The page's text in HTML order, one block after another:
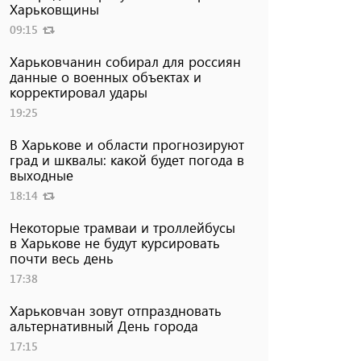
Харьковщины
09:15
Харьковчанин собирал для россиян
данные о военных объектах и ​​
корректировал удары
19:25
В Харькове и области прогнозируют
град и шквалы: какой будет погода в
выходные
18:14
Некоторые трамваи и троллейбусы
в Харькове не будут курсировать
почти весь день
17:38
Харьковчан зовут отпраздновать
альтернативный День города
17:15